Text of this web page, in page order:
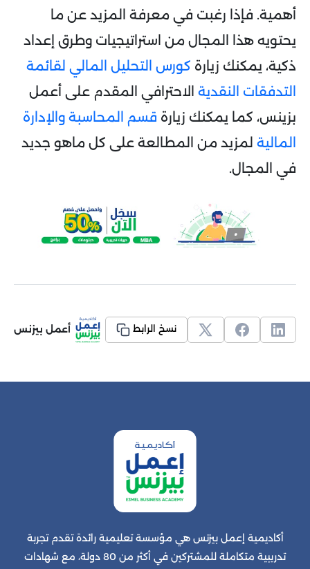
أهمية. فإذا رغبت في معرفة المزيد عن ما
يحتويه هذا المجال من استراتيجيات وطرق إعداد
ذكية، يمكنك زيارة كورس التحليل المالي لقائمة
التدفقات النقدية الاحترافي المقدم على أعمل
بزينس، كما يمكنك زيارة قسم المحاسبة والإدارة
المالية لمزيد من المطالعة على كل ماهو جديد
في المجال.
نسخ الرابط أعمل بيزنس
أكاديمية إعمل بيزنس هي مؤسسة تعليمية رائدة تقدم تجربة
تدريبية متكاملة للمشتركين في أكثر من 80 دولة، مع شهادات